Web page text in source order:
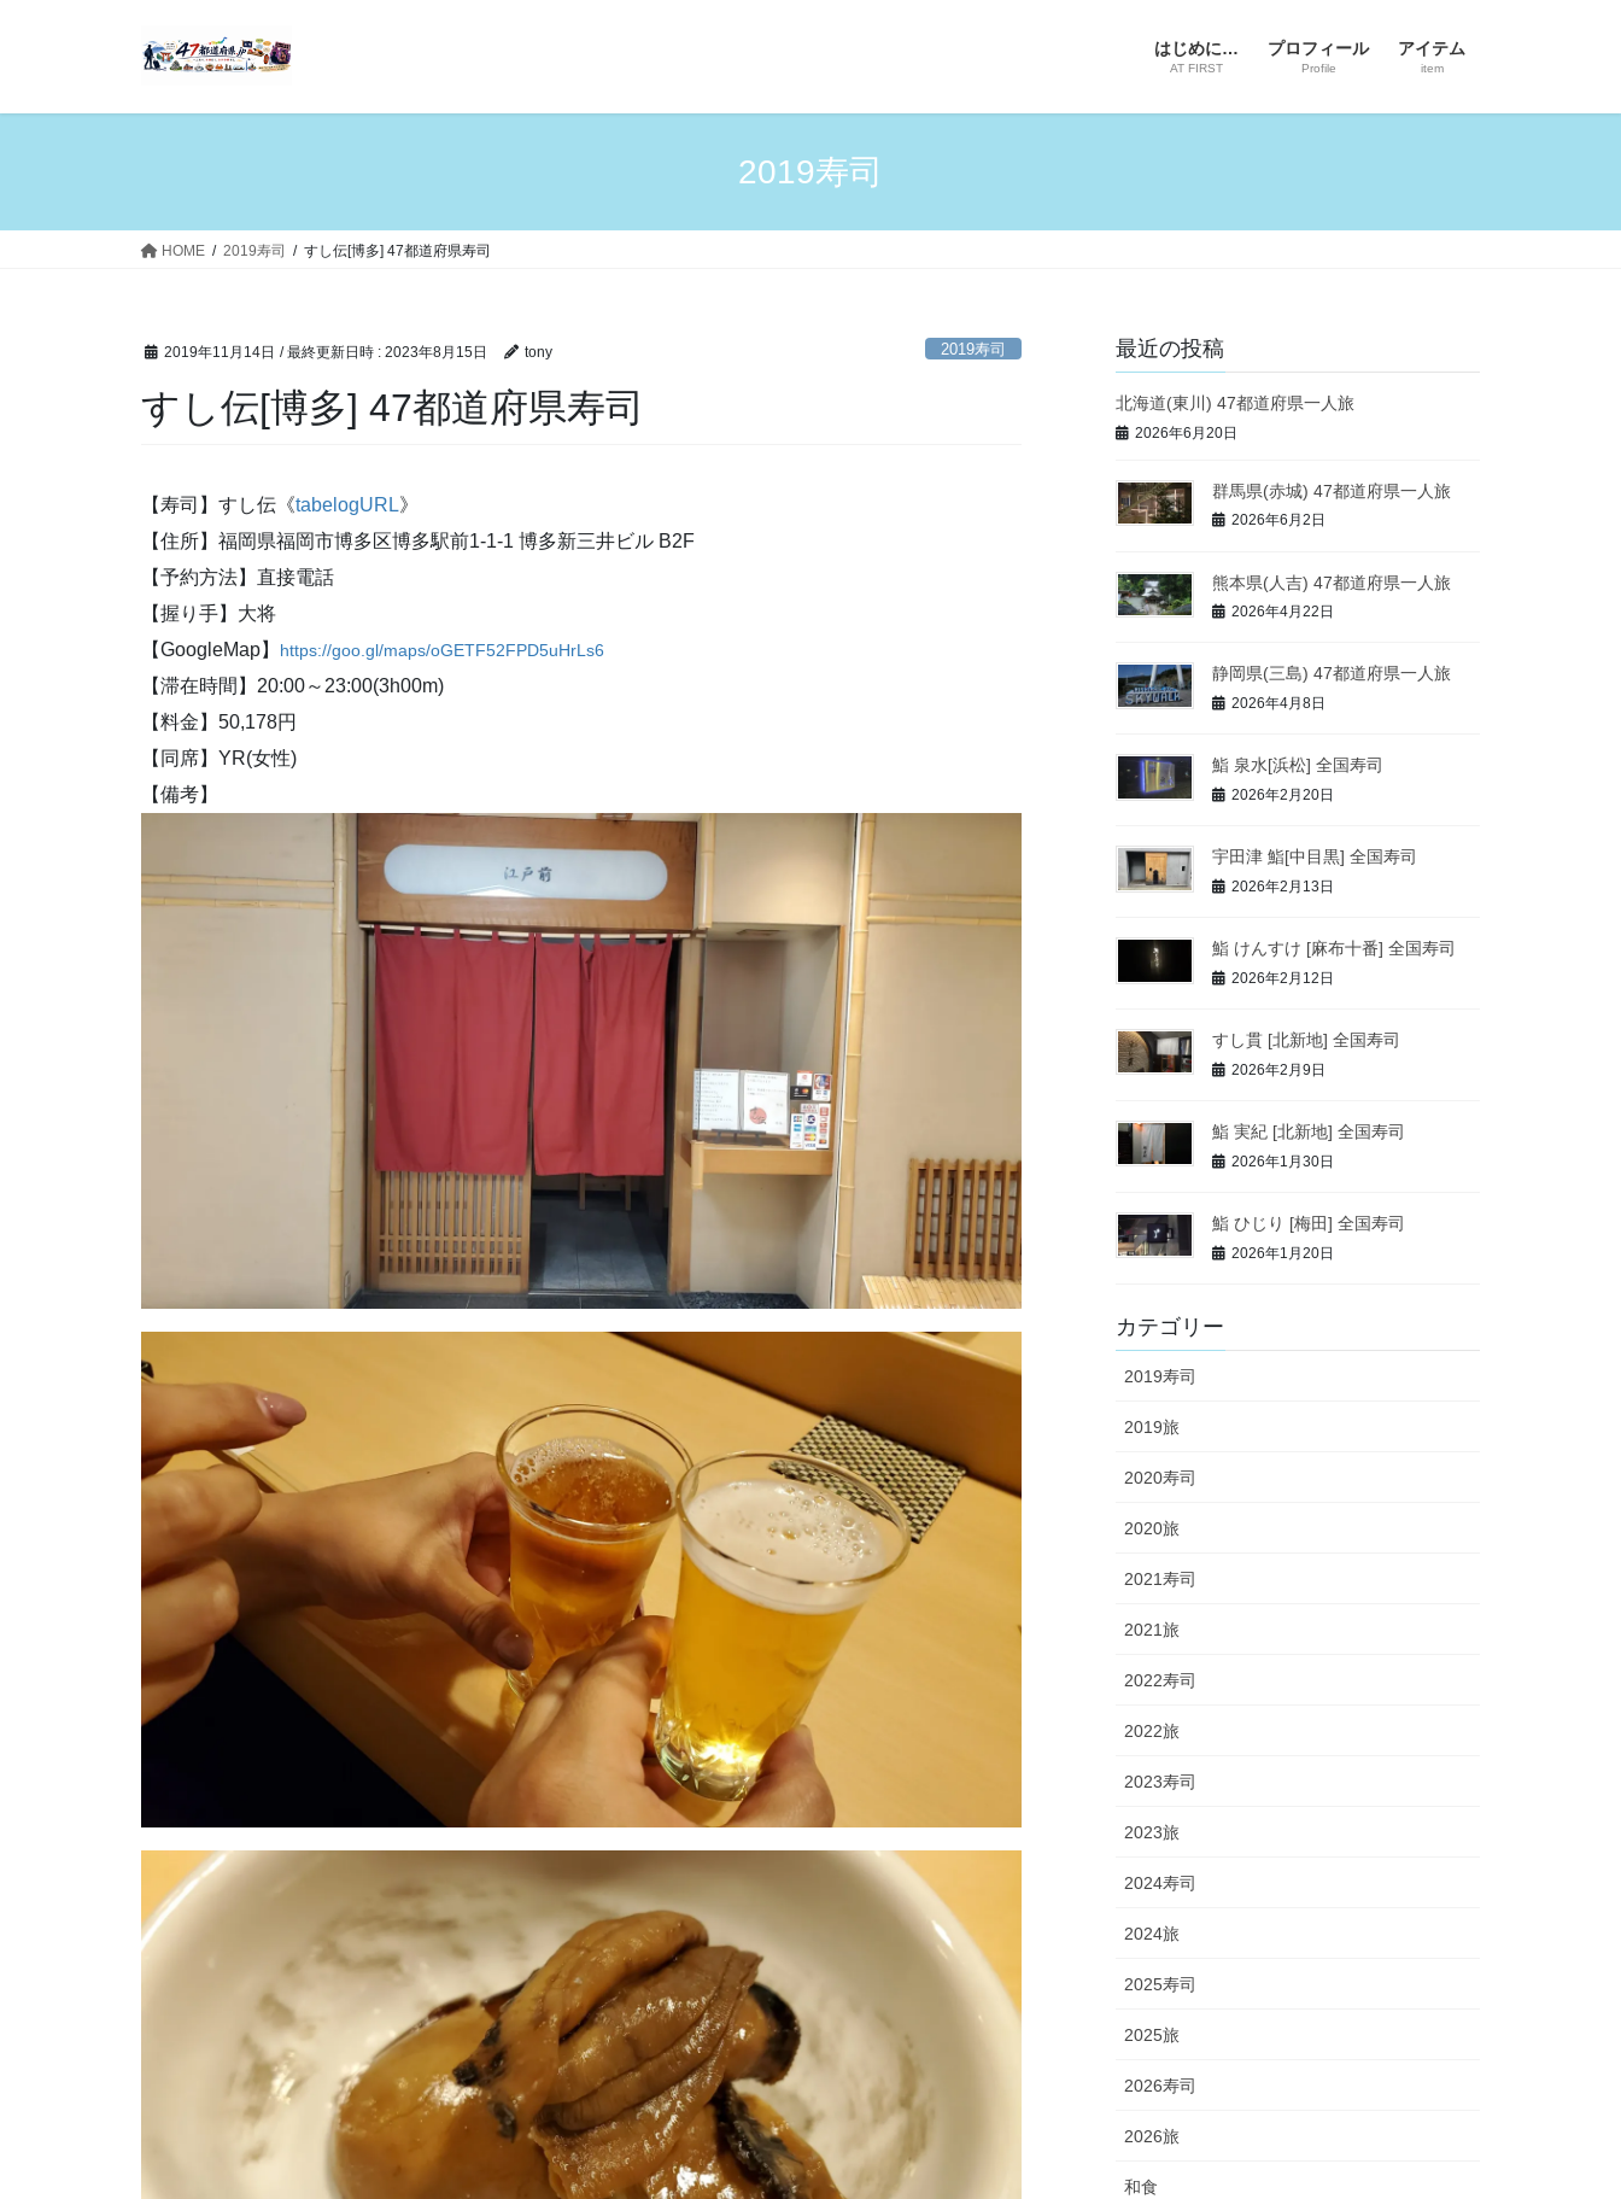
はじめに…
AT FIRST
プロフィール
Profile
アイテム
item
2019寿司
HOME 2019寿司 すし伝[博多] 47都道府県寿司
2019年11月14日 / 最終更新日時 : 2023年8月15日 tony 2019寿司
すし伝[博多] 47都道府県寿司
【寿司】すし伝《tabelogURL》
【住所】福岡県福岡市博多区博多駅前1-1-1 博多新三井ビル B2F
【予約方法】直接電話
【握り手】大将
【GoogleMap】 https://goo.gl/maps/oGETF52FPD5uHrLs6
【滞在時間】20:00～23:00(3h00m)
【料金】50,178円
【同席】YR(女性)
【備考】
最近の投稿
北海道(東川) 47都道府県一人旅
2026年6月20日
群馬県(赤城) 47都道府県一人旅
2026年6月2日
熊本県(人吉) 47都道府県一人旅
2026年4月22日
静岡県(三島) 47都道府県一人旅
2026年4月8日
鮨 泉水[浜松] 全国寿司
2026年2月20日
宇田津 鮨[中目黒] 全国寿司
2026年2月13日
鮨 けんすけ [麻布十番] 全国寿司
2026年2月12日
すし貫 [北新地] 全国寿司
2026年2月9日
鮨 実紀 [北新地] 全国寿司
2026年1月30日
鮨 ひじり [梅田] 全国寿司
2026年1月20日
カテゴリー
2019寿司
2019旅
2020寿司
2020旅
2021寿司
2021旅
2022寿司
2022旅
2023寿司
2023旅
2024寿司
2024旅
2025寿司
2025旅
2026寿司
2026旅
和食